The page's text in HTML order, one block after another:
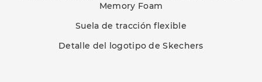
Memory Foam
Suela de tracción flexible
Detalle del logotipo de Skechers